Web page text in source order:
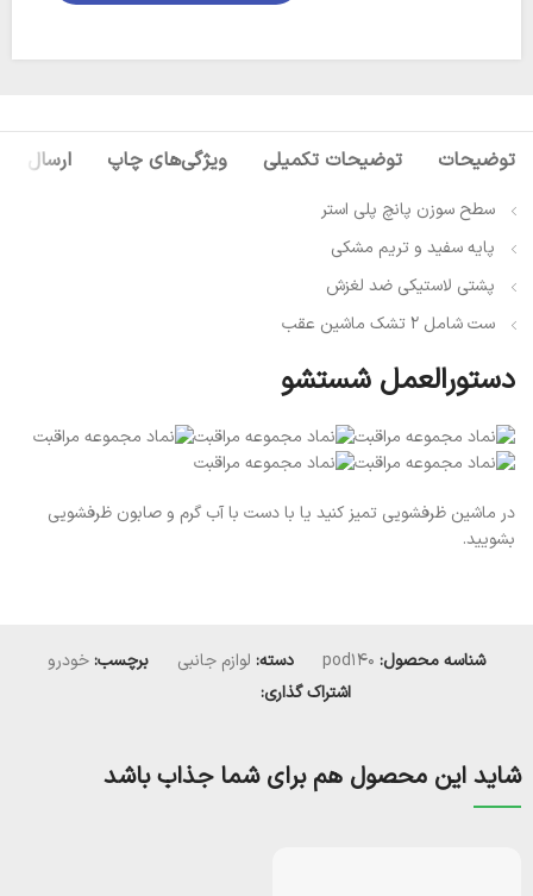
توضیحات توضیحات تکمیلی ویژگی‌های چاپ ارسال
سطح سوزن پانچ پلی استر
پایه سفید و تریم مشکی
پشتی لاستیکی ضد لغزش
ست شامل 2 تشک ماشین عقب
دستورالعمل شستشو
در ماشین ظرفشویی تمیز کنید یا با دست با آب گرم و صابون ظرفشویی
بشویید.
شناسه محصول: pod140 دسته: لوازم جانبی برچسب:خودرو
اشتراک گذاری:
شاید این محصول هم برای شما جذاب باشد